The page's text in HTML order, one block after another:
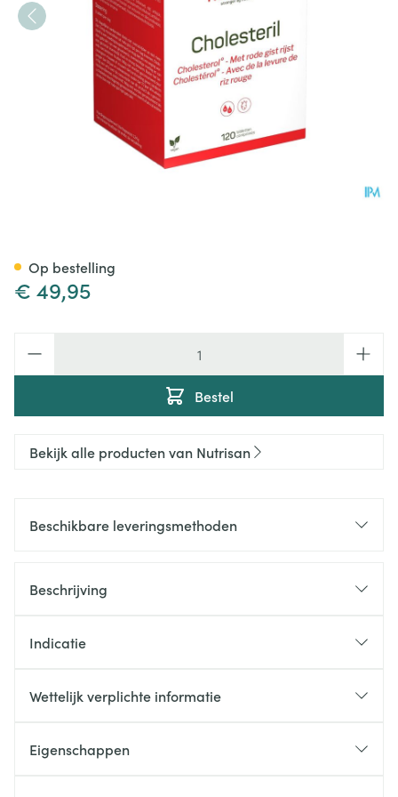
€ 49,95
Bestel
Op bestelling
Bekijk alle producten van Nutrisan
Beschikbare leveringsmethoden
Beschrijving
Indicatie
Wettelijk verplichte informatie
Eigenschappen